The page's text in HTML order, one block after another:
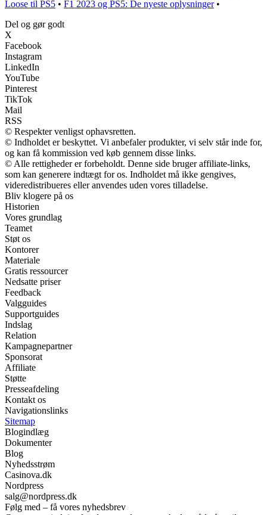
Loose til PS5 • F1 2023 og PS5: De nyeste oplysninger•
Del og gør godt
X
Facebook
Instagram
LinkedIn
YouTube
Pinterest
TikTok
Mail
RSS
© Respekter venligst ophavsretten.
© Indholdet er beskyttet. Vi anbefaler produkter, vi selv står inde for,
og kan få kommission ved køb gennem disse links.
© Alle rettigheder er forbeholdt. Denne side bruger affiliate-links,
som kan generere indtægt for os. Indholdet må ikke gengives,
videredistribueres eller anvendes uden vores tilladelse.
Bliv klogere på os
Historien
Vores grundlag
Teamet
Støt os
Kontorer
Materiale
Gratis ressourcer
Nedsatte priser
Feedback
Valgguides
Supportguides
Indslag
Relation
Kampagnepartner
Sponsorat
Affiliate
Støtte
Presseafdeling
Kontakt os
Navigationslinks
Sitemap
Blogindlæg
Dokumenter
Blog
Nyhedsstrøm
Casinova.dk
Nordpress
salg@nordpress.dk
Følg med – få vores nyhedsbrev